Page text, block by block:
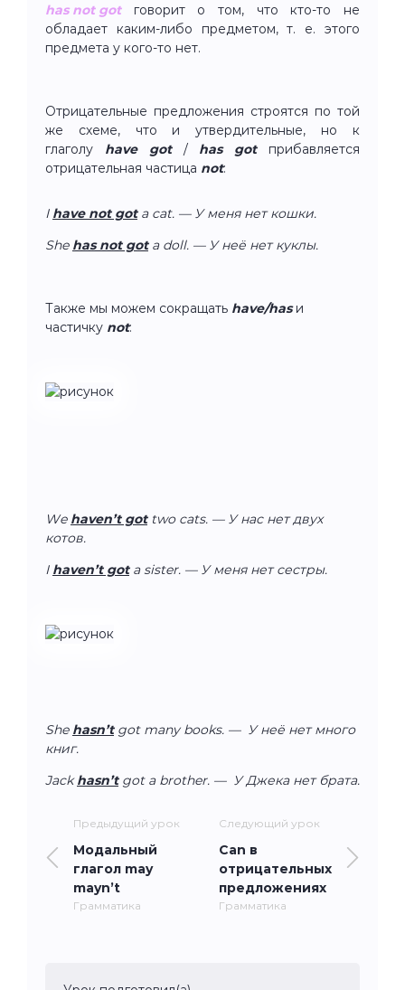
has not gotговорит о том, что кто-то не
обладает каким-либо предметом, т. е. этого
предмета у кого-то нет.
Отрицательные предложения строятся по той
же схеме, что и утвердительные, но к
глаголу have got/ has gotприбавляется
отрицательная частица not:
I have not gota cat. — У меня нет кошки.
She has not gota doll. — У неё нет куклы.
Также мы можем сокращать have/hasи
частичку not:
We haven’t gottwo cats. — У нас нет двух
котов.
I haven’t gota sister. — У меня нет сестры.
She hasn’tgot many books. — У неё нет много
книг.
Jackhasn’t got a brother. — У Джека нет брата.
Предыдущий урок
Модальный
глагол may
mayn’t
Грамматика
Следующий урок
Can в
отрицательных
предложениях
Грамматика